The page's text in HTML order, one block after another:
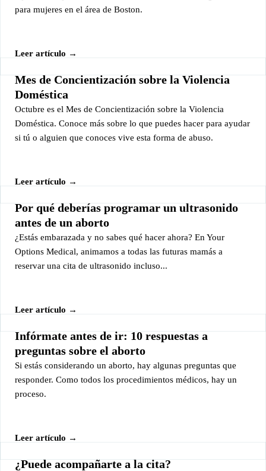
para mujeres en el área de Boston.
Leer artículo →
Mes de Concientización sobre la Violencia
Doméstica
Octubre es el Mes de Concientización sobre la Violencia
Doméstica. Conoce más sobre lo que puedes hacer para ayudar
si tú o alguien que conoces vive esta forma de abuso.
Leer artículo →
Por qué deberías programar un ultrasonido
antes de un aborto
¿Estás embarazada y no sabes qué hacer ahora? En Your
Options Medical, animamos a todas las futuras mamás a
reservar una cita de ultrasonido incluso...
Leer artículo →
Infórmate antes de ir: 10 respuestas a
preguntas sobre el aborto
Si estás considerando un aborto, hay algunas preguntas que
responder. Como todos los procedimientos médicos, hay un
proceso.
Leer artículo →
¿Puede acompañarte a la cita?